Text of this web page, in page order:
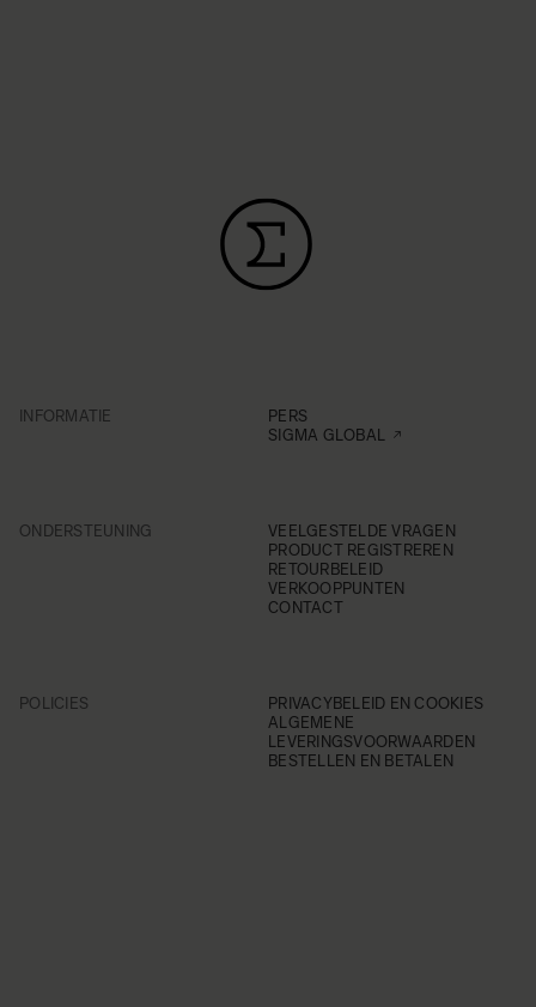
INFORMATIE
PERS
SIGMA GLOBAL
ONDERSTEUNING
VEELGESTELDE VRAGEN
PRODUCT REGISTREREN
RETOURBELEID
VERKOOPPUNTEN
CONTACT
POLICIES
PRIVACYBELEID EN COOKIES
ALGEMENE
LEVERINGSVOORWAARDEN
BESTELLEN EN BETALEN